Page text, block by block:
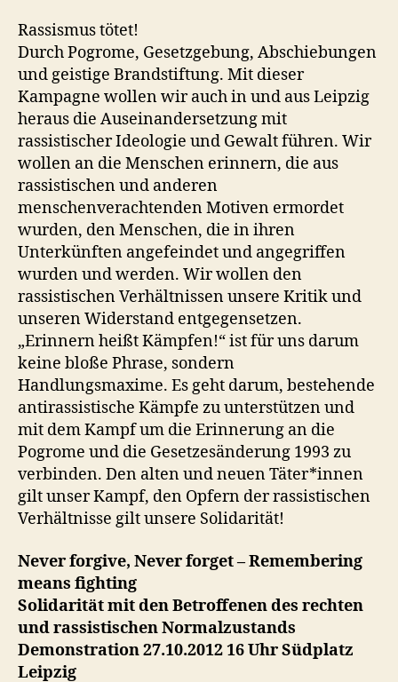
Rassismus tötet!
Durch Pogrome, Gesetzgebung, Abschiebungen
und geistige Brandstiftung. Mit dieser
Kampagne wollen wir auch in und aus Leipzig
heraus die Auseinandersetzung mit
rassistischer Ideologie und Gewalt führen. Wir
wollen an die Menschen erinnern, die aus
rassistischen und anderen
menschenverachtenden Motiven ermordet
wurden, den Menschen, die in ihren
Unterkünften angefeindet und angegriffen
wurden und werden. Wir wollen den
rassistischen Verhältnissen unsere Kritik und
unseren Widerstand entgegensetzen.
„Erinnern heißt Kämpfen!“ ist für uns darum
keine bloße Phrase, sondern
Handlungsmaxime. Es geht darum, bestehende
antirassistische Kämpfe zu unterstützen und
mit dem Kampf um die Erinnerung an die
Pogrome und die Gesetzesänderung 1993 zu
verbinden. Den alten und neuen Täter*innen
gilt unser Kampf, den Opfern der rassistischen
Verhältnisse gilt unsere Solidarität!
Never forgive, Never forget – Remembering
means fighting
Solidarität mit den Betroffenen des rechten
und rassistischen Normalzustands
Demonstration 27.10.2012 16 Uhr Südplatz
Leipzig